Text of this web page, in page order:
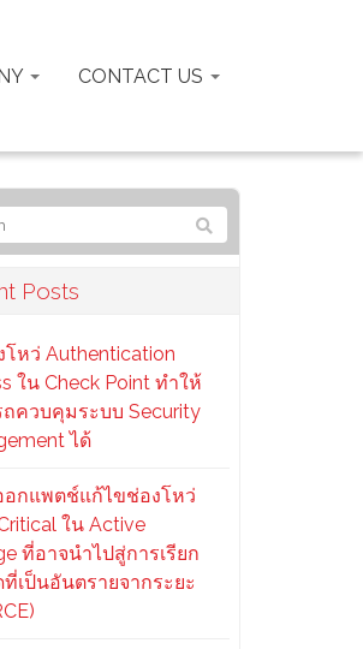
CONTACT US
Posts
หว่ Authentication
ใน Check Point ทำให้
ควบคุมระบบ Security
ได้
อกแพตช์แก้ไขช่องโหว่
ใน Active
ที่อาจนำไปสู่การเรียก
เป็นอันตรายจากระยะ